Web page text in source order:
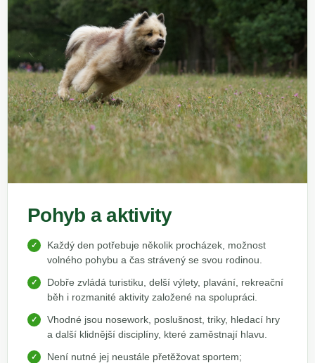
Pohyb a aktivity
Každý den potřebuje několik procházek, možnost
volného pohybu a čas strávený se svou rodinou.
Dobře zvládá turistiku, delší výlety, plavání, rekreační
běh i rozmanité aktivity založené na spolupráci.
Vhodné jsou nosework, poslušnost, triky, hledací hry
a další klidnější disciplíny, které zaměstnají hlavu.
Není nutné jej neustále přetěžovat sportem;